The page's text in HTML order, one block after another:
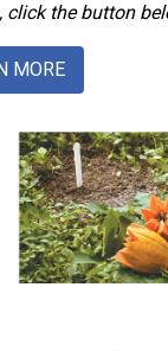
the button
MORE